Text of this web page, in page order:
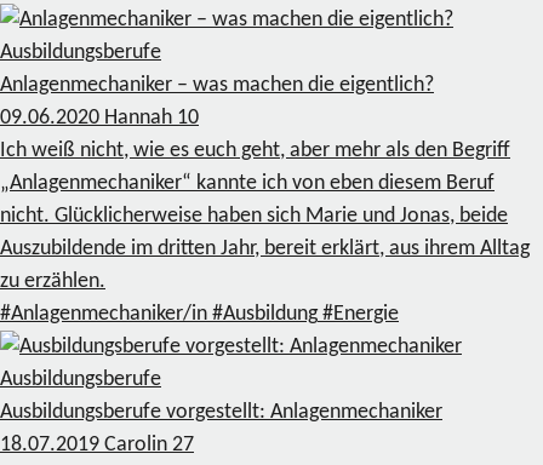
Ausbildungsberufe
Anlagenmechaniker – was machen die eigentlich?
09.06.2020 Hannah 10
Ich weiß nicht, wie es euch geht, aber mehr als den Begriff
„Anlagenmechaniker“ kannte ich von eben diesem Beruf
nicht. Glücklicherweise haben sich Marie und Jonas, beide
Auszubildende im dritten Jahr, bereit erklärt, aus ihrem Alltag
zu erzählen.
#Anlagenmechaniker/in #Ausbildung #Energie
Ausbildungsberufe
Ausbildungsberufe vorgestellt: Anlagenmechaniker
18.07.2019 Carolin 27